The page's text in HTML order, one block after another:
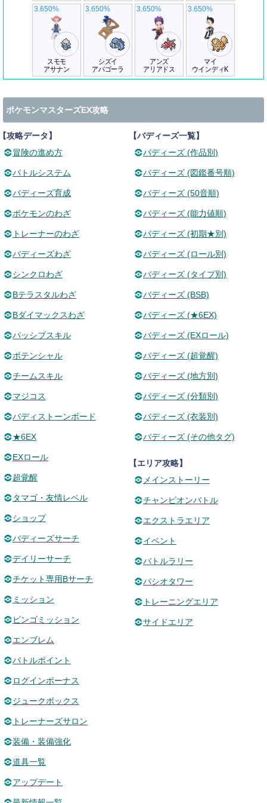
スモモ
アサナン
3.650%
シズイ
アバゴーラ
3.650%
アンズ
アリアドス
3.650%
マイ
ウインディK
3.650%
ポケモンマスターズEX攻略
攻略データ】
冒険の進め方
バトルシステム
バディーズ育成
ポケモンのわざ
トレーナーのわざ
バディーズわざ
シンクロわざ
Bテラスタルわざ
Bダイマックスわざ
パッシブスキル
ポテンシャル
チームスキル
マジコス
バディストーンボード
★6EX
EXロール
超覚醒
タマゴ・友情レベル
ショップ
バディーズサーチ
デイリーサーチ
チケット専用Bサーチ
ミッション
ビンゴミッション
エンブレム
バトルポイント
ログインボーナス
ジュークボックス
トレーナーズサロン
装備・装備強化
道具一覧
アップデート
【バディーズ一覧】
バディーズ (作品別)
バディーズ (図鑑番号順)
バディーズ (50音順)
バディーズ (能力値順)
バディーズ (初期★別)
バディーズ (ロール別)
バディーズ (タイプ別)
バディーズ (BSB)
バディーズ (★6EX)
バディーズ (EXロール)
バディーズ (超覚醒)
バディーズ (地方別)
バディーズ (分類別)
バディーズ (衣装別)
バディーズ (その他タグ)
【エリア攻略】
メインストーリー
チャンピオンバトル
エクストラエリア
イベント
バトルラリー
パシオタワー
トレーニングエリア
サイドエリア